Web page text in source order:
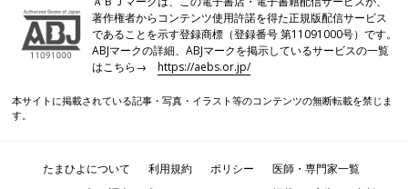
著作権者からコンテンツ使用許諾を得た正規版配信サービス
であることを示す登録商標（登録番号 第11091000号）です。
ABJマークの詳細、ABJマークを掲示しているサービスの一覧
はこちら→https://aebs.or.jp/
本サイトに掲載されている記事・写真・イラスト等のコンテンツの無断転載を禁じま
す。
たまひよについて 利用規約 ポリシー
医師・専門家一覧